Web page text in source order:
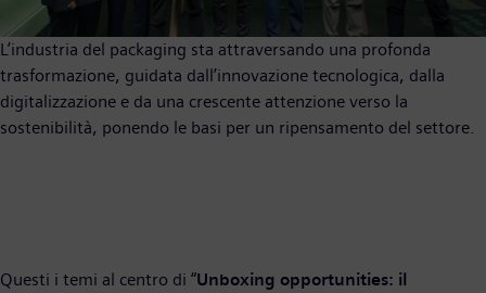
L’industria del packaging sta attraversando una profonda
trasformazione, guidata dall’innovazione tecnologica, dalla
digitalizzazione e da una crescente attenzione verso la
sostenibilità, ponendo le basi per un ripensamento del settore.
Questi i temi al centro di “Unboxing opportunities: il